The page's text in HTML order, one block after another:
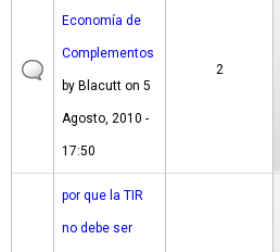
Economía de
Complementos
by Blacutt on 5
Agosto, 2010 -
17:50
2
por que la TIR
no debe ser